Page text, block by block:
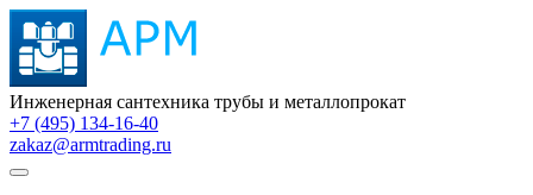
Инженерная сантехника трубы и металлопрокат
+7 (495) 134-16-40
zakaz@armtrading.ru